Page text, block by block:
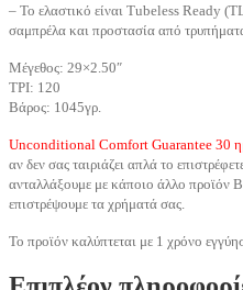
– Το ελαστικό είναι Tubeless Ready
σαμπρέλα και προστασία από
Μέγεθος: 29×2.50″
TPI: 120
Βάρος: 1045γρ.
Unconditional Comfort Guarantee 30
αν δεν σας ταιριάζει απλά το
ανταλλάξουμε με κάποιο άλλο προϊόν
επιστρέψουμε τα χρήματά σας.
Το προϊόν καλύπτεται με 1 χρόνo